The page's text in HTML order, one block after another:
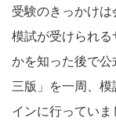
受験のきっかけ
模試が受けられ
かを知った後で
三版」を一周、
インに行っていま